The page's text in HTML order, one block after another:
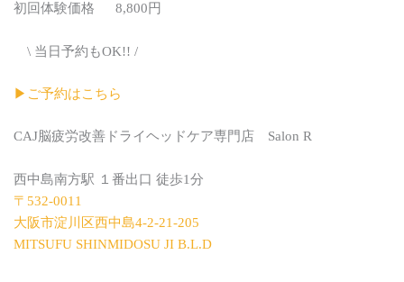
初回体験価格 8,800円
\ 当日予約もOK!! /
▶︎ご予約はこちら
CAJ脳疲労改善ドライヘッドケア専門店 Salon R
西中島南方駅 １番出口 徒歩1分
〒532-0011
大阪市淀川区西中島4-2-21-205
MITSUFU SHINMIDOSU JI B.L.D